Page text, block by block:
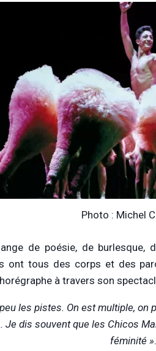
Photo : Michel
de poésie, de burlesque,
ont tous des corps et des
à travers son
les pistes. On est multiple,
Je dis souvent que les Chicos
féminité ».